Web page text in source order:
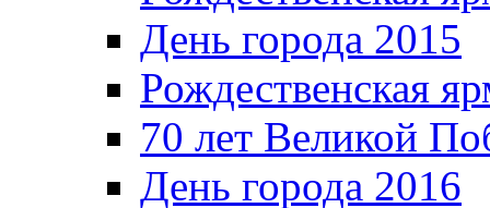
День города 2015
Рождественская
70 лет Великой
День города 2016